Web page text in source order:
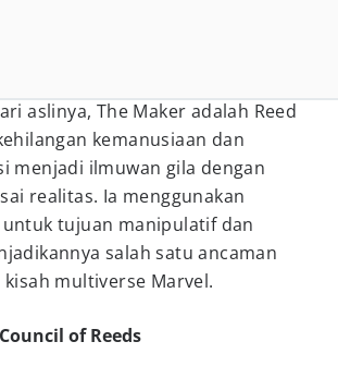
aslinya, The Maker adalah Reed
kemanusiaan dan
menjadi ilmuwan gila dengan
realitas. Ia menggunakan
untuk tujuan manipulatif dan
salah satu ancaman
multiverse Marvel.
of Reeds